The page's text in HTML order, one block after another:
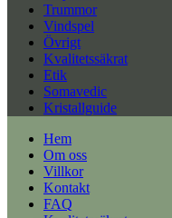
Trummor
Vindspel
Övrigt
Kvalitetssäkrat
Etik
Somavedic
Kristallguide
Hem
Om oss
Villkor
Kontakt
FAQ